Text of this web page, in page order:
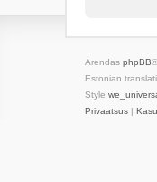
Arendas phpBB
Estonian
Style
Privaatsus |